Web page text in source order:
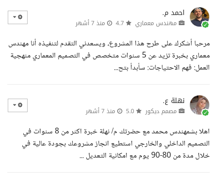
احمد م.
مهندس معماري منذ 7 أشهر
مرحبا أشكرك على طرح هذا المشروع، ويسعدني التقدم لتنفيذه أنا مهندس
معماري بخبرة تزيد عن 5 سنوات متخصص في التصميم المعماري منهجية
العمل: فهم الاحتياجات: سأبدأ بتح...
نهلة ع.
مصمم ديكور منذ 7 أشهر
اهلا بشمهندس محمد مع حضرتك م/ نهلة خبرة اكثر من 8 سنوات في
التصميم الداخلي والخارجي استطيع انجاز مشروعك بجودة عالية في
خلال مدة من 80-90 يوم مع امكانية التعديل ...